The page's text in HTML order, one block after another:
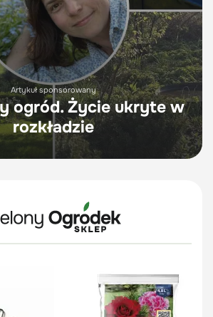
Artykuł sponsorowany
ogród. Życie ukryte w
rozkładzie